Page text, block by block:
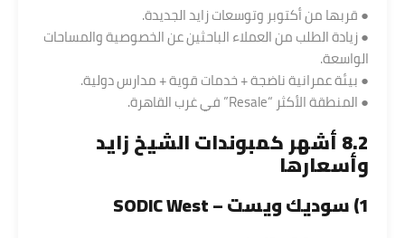
● قربها من أكتوبر وتوسعات زايد الجديدة.
● زيادة الطلب من العملاء الباحثين عن الخصوصية والمساحات
الواسعة.
● بيئة عمرانية ناضجة + خدمات قوية + مدارس دولية.
● المنطقة الأكثر “Resale” في غرب القاهرة.
8.2 أشهر كمبوندات الشيخ زايد
وأسعارها
1) سوديك ويست – SODIC West